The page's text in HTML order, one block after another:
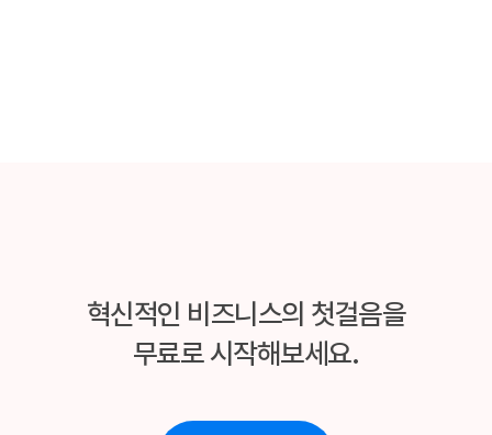
혁신적인 비즈니스의 첫걸음을
무료로 시작해보세요.